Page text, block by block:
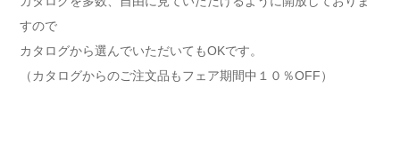
すので
カタログから選んでいただいてもOKです。
（カタログからのご注文品もフェア期間中１０％OFF）